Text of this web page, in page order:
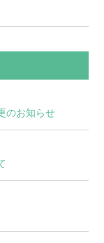
のお知らせ